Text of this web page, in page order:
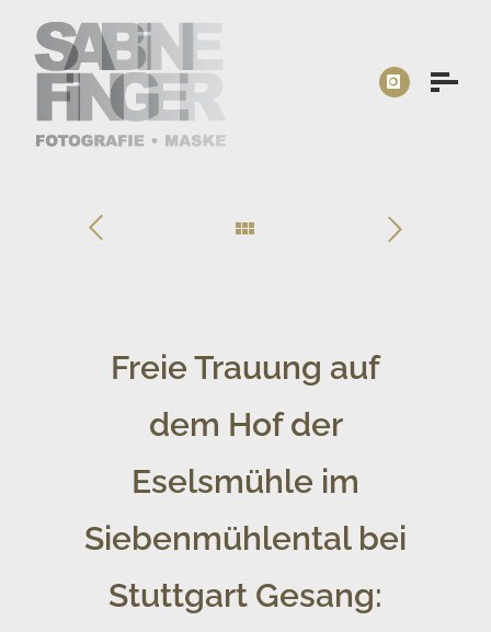
Freie Trauung auf
dem Hof der
Eselsmühle im
Siebenmühlental bei
Stuttgart Gesang: